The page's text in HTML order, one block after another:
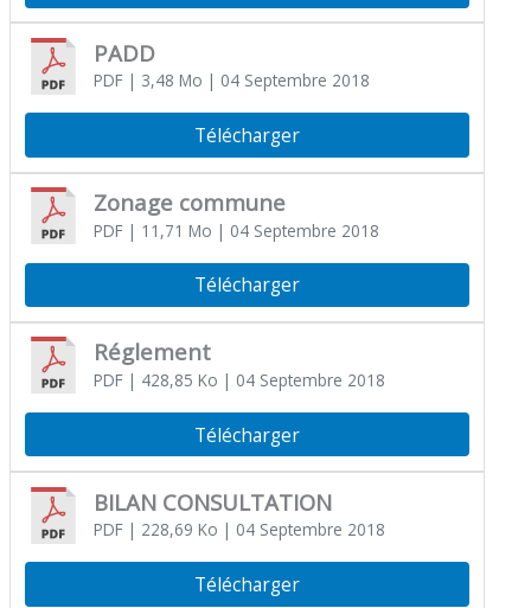
PADD
PDF| 3,48 Mo | 04 Septembre 2018
Télécharger
Zonage commune
PDF| 11,71 Mo | 04 Septembre 2018
Télécharger
Réglement
PDF| 428,85 Ko | 04 Septembre 2018
Télécharger
BILAN CONSULTATION
PDF| 228,69 Ko | 04 Septembre 2018
Télécharger